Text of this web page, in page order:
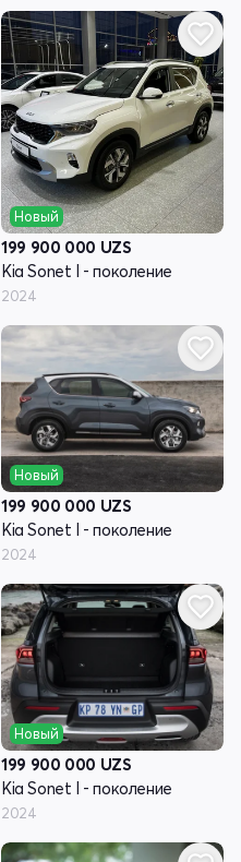
Новый
199 900 000 UZS
Kia Sonet I - поколение
2024
Новый
199 900 000 UZS
Kia Sonet I - поколение
2024
Новый
199 900 000 UZS
Kia Sonet I - поколение
2024